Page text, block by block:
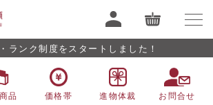
ランク制度をスタートしました！
品 価格帯 進物体裁 お問合せ